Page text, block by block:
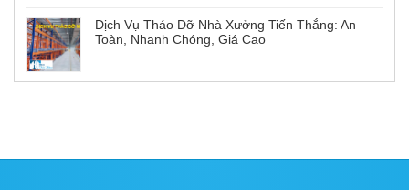
Dịch Vụ Tháo Dỡ Nhà Xưởng Tiến Thắng: An
Toàn, Nhanh Chóng, Giá Cao